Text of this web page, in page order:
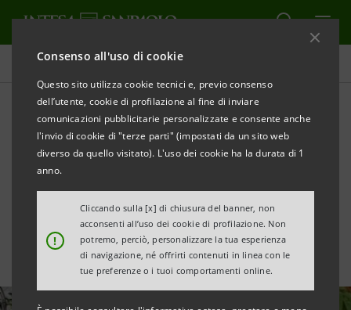
Consenso all'uso di cookie
Questo sito utilizza cookie tecnici e, previo consenso
dell’utente, cookie di profilazione al fine di inviare
comunicazioni pubblicitarie personalizzate e consente anche
l'invio di cookie di "terze parti" (impostati da un sito web
diverso da quello visitato). L'uso dei cookie ha la durata di 1
anno.
!
Cliccando sulla [x] di chiusura del banner, non
acconsenti all’uso dei cookie di profilazione. Non
potremo, perciò, personalizzare la tua esperienza
di navigazione, né offrirti contenuti in linea con le
tue preferenze o i tuoi comportamenti online.
Ultime notizie e approfondimenti
Un anno di sostenibilità: le
parole della Chief
Sustainability Officer